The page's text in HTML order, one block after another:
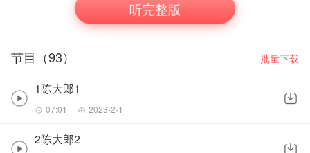
听完整版
节目（93） 批量下载
1陈大郎1
07:01 2023-2-1
2陈大郎2